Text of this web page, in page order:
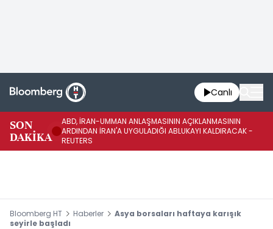
Canlı
SON
DAKİKA
ABD, İRAN-UMMAN ANLAŞMASININ AÇIKLANMASININ
ARDINDAN İRAN'A UYGULADIĞI ABLUKAYI KALDIRACAK -
REUTERS
Bloomberg HT Haberler
Asya borsaları haftaya karışık
seyirle başladı